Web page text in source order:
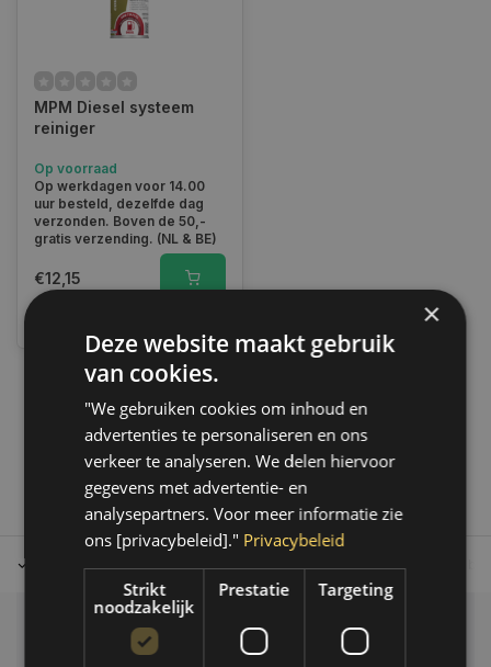
MPM Diesel systeem
reiniger
Op voorraad
Op werkdagen voor 14.00
uur besteld, dezelfde dag
verzonden. Boven de 50,-
gratis verzending. (NL & BE)
€12,15
1
Tot 30 dagen retour sturen. Op werkdagen voor 14.00 uur
Klantenservice
×
Deze website maakt gebruik
van cookies.
"We gebruiken cookies om inhoud en
advertenties te personaliseren en ons
verkeer te analyseren. We delen hiervoor
gegevens met advertentie- en
analysepartners. Voor meer informatie zie
ons [privacybeleid]." Privacybeleid
Strikt
noodzakelijk
Prestatie Targeting